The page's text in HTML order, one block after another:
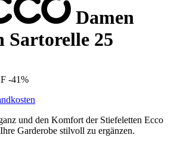
Damen
Sartorelle 25
-41%
und den Komfort der Stiefeletten Ecco
Garderobe stilvoll zu ergänzen.